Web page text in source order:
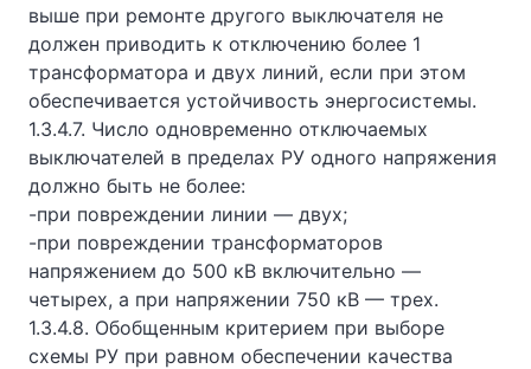
выше при ремонте другого выключателя не
должен приводить к отключению более 1
трансформатора и двух линий, если при этом
обеспечивается устойчивость энергосистемы.
1.3.4.7. Число одновременно отключаемых
выключателей в пределах РУ одного напряжения
должно быть не более:
-при повреждении линии — двух;
-при повреждении трансформаторов
напряжением до 500 кВ включительно —
четырех, а при напряжении 750 кВ — трех.
1.3.4.8. Обобщенным критерием при выборе
схемы РУ при равном обеспечении качества